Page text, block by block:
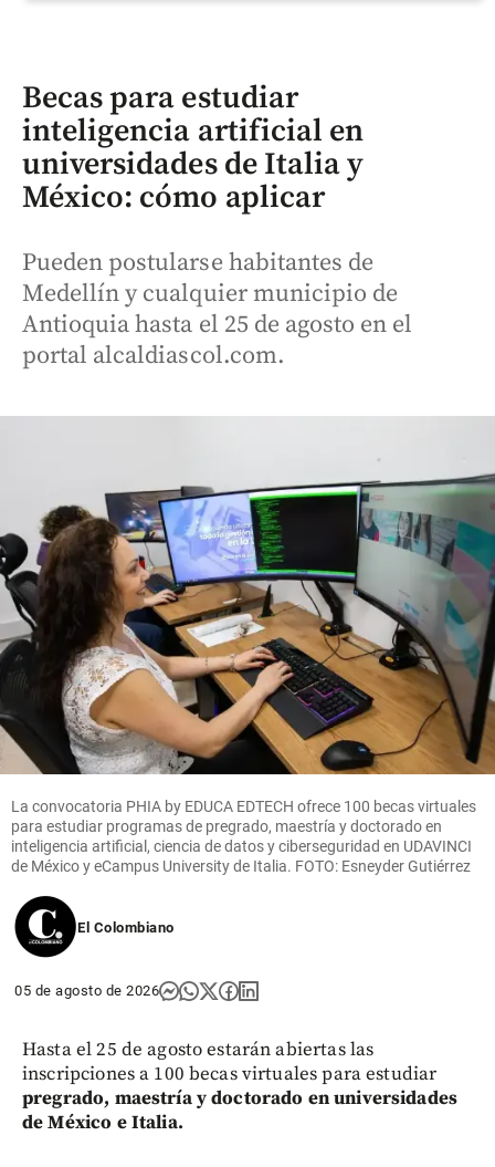
Becas para estudiar
inteligencia artificial en
universidades de Italia y
México: cómo aplicar
Pueden postularse habitantes de
Medellín y cualquier municipio de
Antioquia hasta el 25 de agosto en el
portal alcaldiascol.com.
La convocatoria PHIA by EDUCA EDTECH ofrece 100 becas virtuales
para estudiar programas de pregrado, maestría y doctorado en
inteligencia artificial, ciencia de datos y ciberseguridad en UDAVINCI
de México y eCampus University de Italia. FOTO: Esneyder Gutiérrez
El Colombiano
05 de agosto de 2026
Hasta el 25 de agosto estarán abiertas las
inscripciones a 100 becas virtuales para estudiar
pregrado, maestría y doctorado en universidades
de México e Italia.